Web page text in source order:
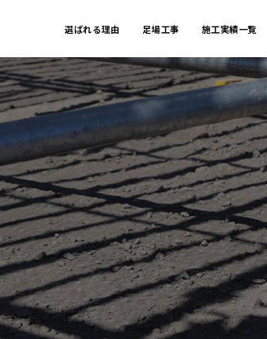
選ばれる理由 足場工事 施工実績一覧